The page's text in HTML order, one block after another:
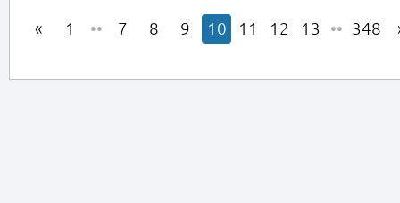
1 •• 7 8 9 10 11 12 13 •• 348